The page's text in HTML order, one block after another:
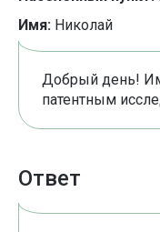
Имя: Николай
Добрый день!
патентным
Ответ